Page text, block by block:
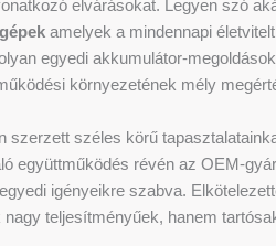
elvárásokat. Legyen szó
amelyek a mindennapi
egyedi akkumulátor-
környezetének mély
szerzett széles körű
együttműködés révén az OEM-
igényeikre szabva.
teljesítményűek, hanem